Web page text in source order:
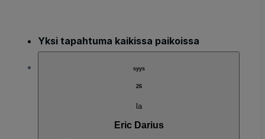
Yksi tapahtuma kaikissa paikoissa
syys
26
la
Eric Darius